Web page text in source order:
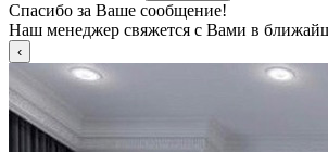
Спасибо за Ваше сообщение!
Наш менеджер свяжется с Вами в